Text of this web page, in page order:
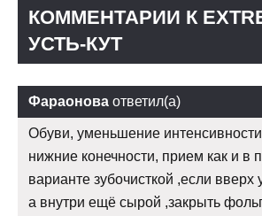
КОММЕНТАРИИ К
УСТЬ-КУТ
Фараонова ответил(а)
Обуви, уменьшение интенсивности
нижние конечности, прием как и в
варианте зубочисткой ,если вверх
а внутри ещё сырой ,закрыть